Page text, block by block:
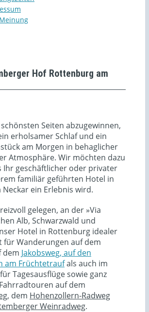
Hof Rottenburg am
Seiten abzugewinnen,
erholsamer Schlaf und ein
am Morgen in behaglicher
Atmosphäre. Wir möchten dazu
Ihr geschäftlicher oder privater
familiär geführten Hotel in
ein Erlebnis wird.
gelegen, an der »Via
Alb, Schwarzwald und
Hotel in Rottenburg idealer
für Wanderungen auf dem
dem Jakobsweg, aufden
am Früchtetraufals auch im
Tagesausflüge sowie ganz
auf dem
, dem Hohenzollern-Radweg
Weinradweg.